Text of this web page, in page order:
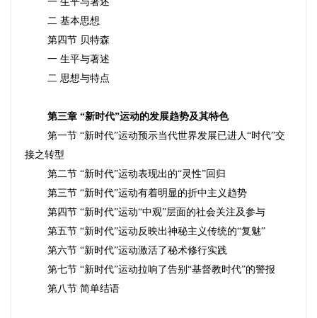
二 基本思想
第四节 贝特森
一 生平与著述
二 思想与特点
第三章 “新时代”运动的发展趋势及其特色
第一节 “新时代”运动预示当代世界发展已进人“时代”交
接之转型
第二节 “新时代”运动表现出的“灵性”回归
第三节 “新时代”运动有着明显的折中主义趋势
第四节 “新时代”运动“中观”层面的社会关注及参与
第五节 “新时代”运动反映出神秘主义传统的“复魅”
第六节 “新时代”运动激活了秘术修行实践
第七节 “新时代”运动拉响了告别“基督教时代”的警报
第八节 简单结语